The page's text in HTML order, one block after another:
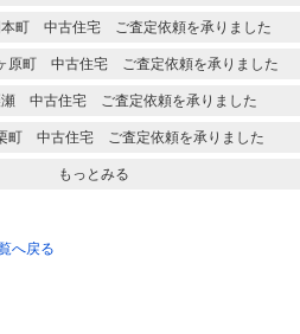
本町 中古住宅 ご査定依頼を承りました
原町 中古住宅 ご査定依頼を承りました
瀬 中古住宅 ご査定依頼を承りました
町 中古住宅 ご査定依頼を承りました
もっとみる
へ戻る